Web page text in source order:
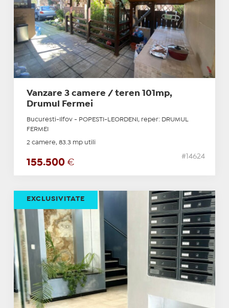
Vanzare 3 camere / teren 101mp,
Drumul Fermei
Bucuresti-Ilfov - POPESTI-LEORDENI, reper: DRUMUL
FERMEI
2 camere, 83.3 mp utili
155.500 €
#14624
EXCLUSIVITATE